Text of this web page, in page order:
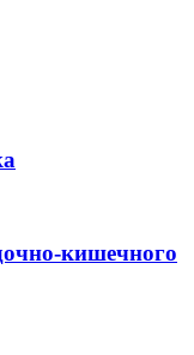
кишечного